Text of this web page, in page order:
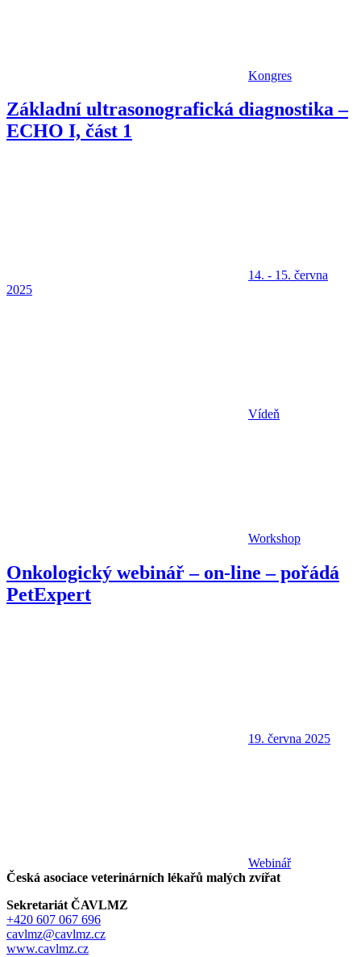
Kongres
Základní ultrasonografická diagnostika –
ECHO I, část 1
14. - 15. června
2025
Vídeň
Workshop
Onkologický webinář – on-line – pořádá
PetExpert
19. června 2025
Webinář
Česká asociace veterinárních lékařů malých zvířat
Sekretariát ČAVLMZ
+420 607 067 696
cavlmz@cavlmz.cz
www.cavlmz.cz